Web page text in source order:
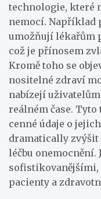
technologie, které
nemocí. Například
umožňují lékařům
což je přínosem
Kromě toho se
nositelné zdraví
nabízejí
reálném čase.
cenné údaje o
dramatically zvýšit
léčbu onemocnění.
sofistikovanějšími,
pacienty a